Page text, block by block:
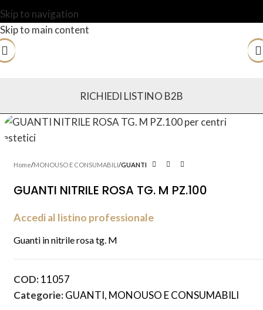
Skip to navigation
Skip to main content
RICHIEDI LISTINO B2B
Home MONOUSO E CONSUMABILI GUANTI
GUANTI NITRILE ROSA TG. M PZ.100
Accedi al listino professionale
Guanti in nitrile rosa tg. M
COD:11057
Categorie:GUANTI, MONOUSO E CONSUMABILI